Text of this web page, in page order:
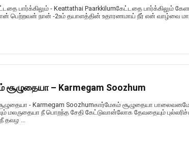
பார்க்கிலும் - Keattathai Paarkkilumகேட்டதை பார்க்கிலும்
பெற்றவன் நான் -2உம் தயாளத்தின் உதாரணமாய் நீர் என் வாழ்வை
சூழுதையா – Karmegam Soozhum
- Karmegam Soozhumகார்மேகம் சூழுதையா
மலருதையா நீ பொறந்த சேதி கேட்டுவான்லோக தேவதையும்
நீ தவழ ...